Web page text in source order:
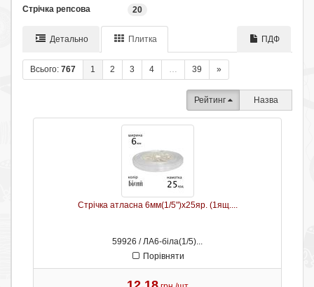
20
Стрічка репсова
Детально Плитка ПДФ
Всього: 767 1 2 3 4 … 39 »
Рейтинг Назва
Стрічка атласна 6мм(1/5")х25яр. (1ящ....
59926 / ЛА6-біла(1/5)...
Порівняти